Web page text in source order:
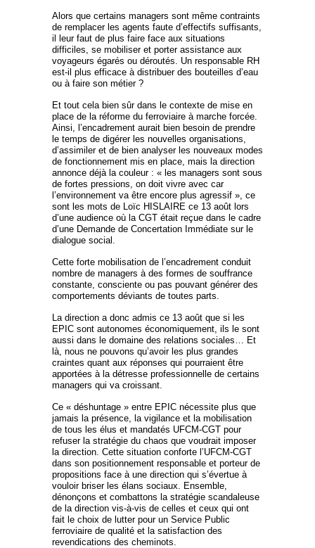
Alors que certains managers sont même contraints
de remplacer les agents faute d’effectifs suffisants,
il leur faut de plus faire face aux situations
difficiles, se mobiliser et porter assistance aux
voyageurs égarés ou déroutés. Un responsable RH
est-il plus efficace à distribuer des bouteilles d’eau
ou à faire son métier ?
Et tout cela bien sûr dans le contexte de mise en
place de la réforme du ferroviaire à marche forcée.
Ainsi, l’encadrement aurait bien besoin de prendre
le temps de digérer les nouvelles organisations,
d’assimiler et de bien analyser les nouveaux modes
de fonctionnement mis en place, mais la direction
annonce déjà la couleur : « les managers sont sous
de fortes pressions, on doit vivre avec car
l’environnement va être encore plus agressif », ce
sont les mots de Loïc HISLAIRE ce 13 août lors
d’une audience où la CGT était reçue dans le cadre
d’une Demande de Concertation Immédiate sur le
dialogue social.
Cette forte mobilisation de l’encadrement conduit
nombre de managers à des formes de souffrance
constante, consciente ou pas pouvant générer des
comportements déviants de toutes parts.
La direction a donc admis ce 13 août que si les
EPIC sont autonomes économiquement, ils le sont
aussi dans le domaine des relations sociales… Et
là, nous ne pouvons qu’avoir les plus grandes
craintes quant aux réponses qui pourraient être
apportées à la détresse professionnelle de certains
managers qui va croissant.
Ce « déshuntage » entre EPIC nécessite plus que
jamais la présence, la vigilance et la mobilisation
de tous les élus et mandatés UFCM-CGT pour
refuser la stratégie du chaos que voudrait imposer
la direction. Cette situation conforte l’UFCM-CGT
dans son positionnement responsable et porteur de
propositions face à une direction qui s’évertue à
vouloir briser les élans sociaux. Ensemble,
dénonçons et combattons la stratégie scandaleuse
de la direction vis-à-vis de celles et ceux qui ont
fait le choix de lutter pour un Service Public
ferroviaire de qualité et la satisfaction des
revendications des cheminots.